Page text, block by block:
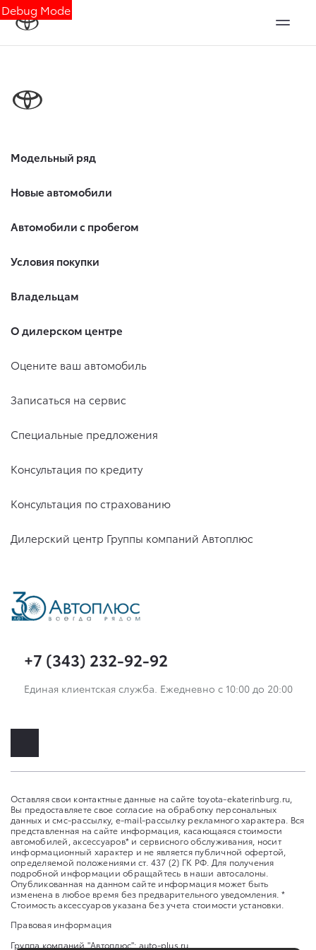
Debug Mode
Модельный ряд
Новые автомобили
Автомобили с пробегом
Условия покупки
Владельцам
О дилерском центре
Оцените ваш автомобиль
Записаться на сервис
Специальные предложения
Консультация по кредиту
Консультация по страхованию
Дилерский центр Группы компаний Автоплюс
+7 (343) 232-92-92
Единая клиентская служба. Ежедневно с 10:00 до 20:00
Оставляя свои контактные данные на сайте toyota-ekaterinburg.ru,
Вы предоставляете свое согласие на обработку персональных
данных и смс-рассылку, e-mail-рассылку рекламного характера. Вся
представленная на сайте информация, касающаяся стоимости
автомобилей, аксессуаров* и сервисного обслуживания, носит
информационный характер и не является публичной офертой,
определяемой положениями ст. 437 (2) ГК РФ. Для получения
подробной информации обращайтесь в наши автосалоны.
Опубликованная на данном сайте информация может быть
изменена в любое время без предварительного уведомления. *
Стоимость аксессуаров указана без учета стоимости установки.
Правовая информация
Группа компаний "Автоплюс": auto-plus.ru